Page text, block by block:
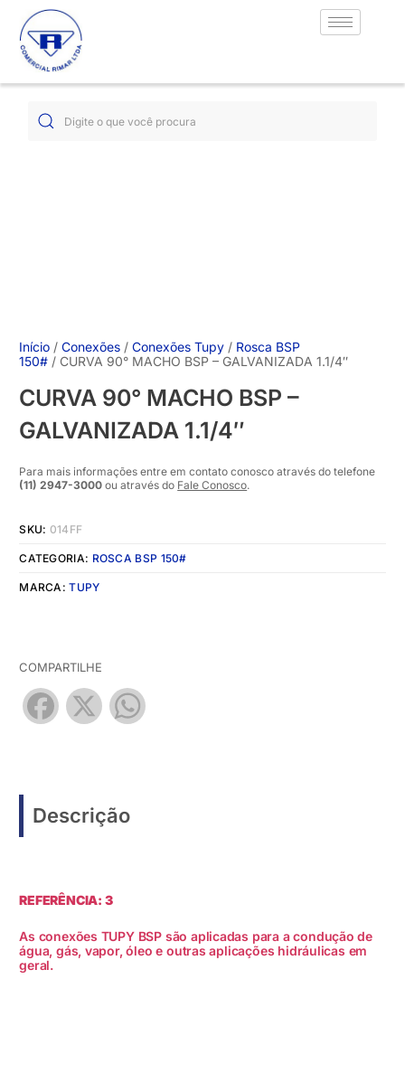
Início /Conexões /Conexões Tupy / Rosca BSP
150# / CURVA 90° MACHO BSP – GALVANIZADA 1.1/4″
CURVA 90° MACHO BSP –
GALVANIZADA 1.1/4″
Para mais informações entre em contato conosco através do telefone
(11) 2947-3000 ou através do Fale Conosco.
SKU: 014FF
CATEGORIA: ROSCA BSP 150#
MARCA:TUPY
COMPARTILHE
Facebook
X
Descrição
REFERÊNCIA: 3
As conexões TUPY BSP são aplicadas para a condução de
água, gás, vapor, óleo e outras aplicações hidráulicas em
geral.